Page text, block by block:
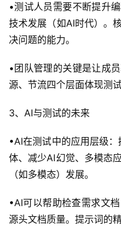
营
记
录
经
验
程
软
件
应
服
登录
•测试人员需要不断提升
技术发展（如AI时代）。
决问题的能力。
•团队管理的关键是让成
源、节流四个层面体现测
3、AI与测试的未来
•AI在测试中的应用层级
体、减少AI幻觉、多模态
（如多模态）发展。
•AI可以帮助检查需求文
源头文档质量。提示词的